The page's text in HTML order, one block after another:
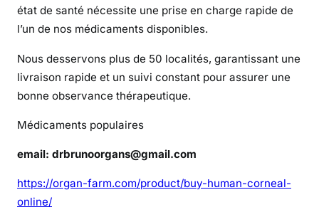
e
état de santé nécessite une prise en charge rapide de
l’un de nos médicaments disponibles.
Nous desservons plus de 50 localités, garantissant une
livraison rapide et un suivi constant pour assurer une
bonne observance thérapeutique.
Médicaments populaires
email: drbrunoorgans@gmail.com
https://organ-farm.com/product/buy-human-corneal-
online/